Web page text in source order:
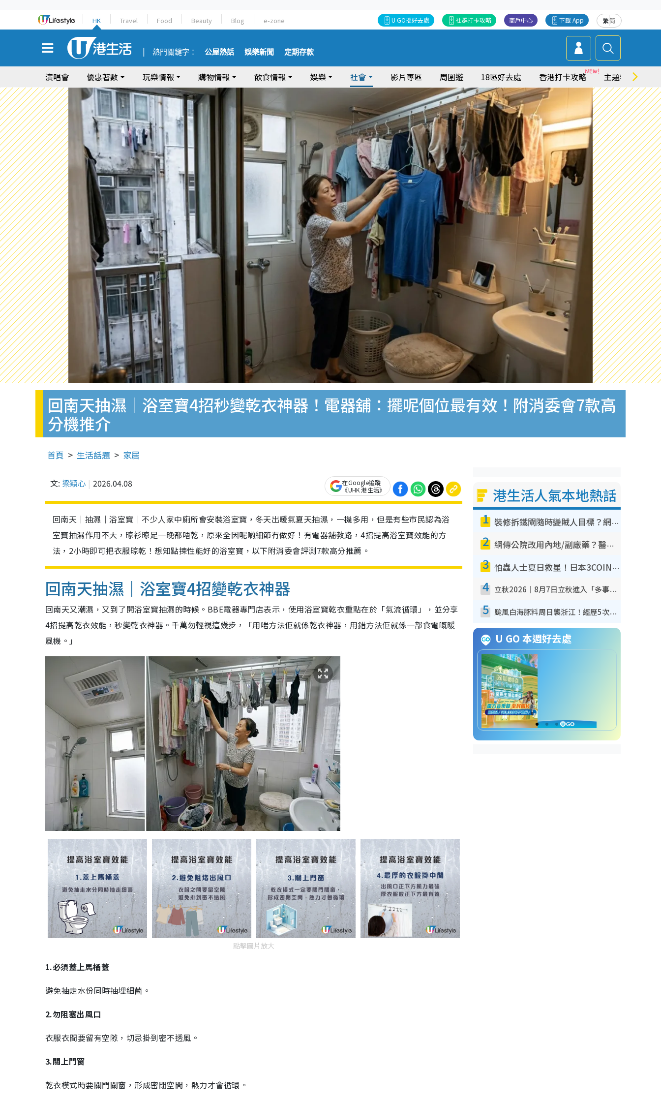
HK Travel Food Beauty Blog e-zone 繁简
下載 App
商戶中心
社群打卡攻略
U GO搵好去處
熱門關鍵字： 公屋熱話 娛樂新聞 定期存款
演唱會 優惠著數 玩樂情報 購物情報 飲食情報 娛樂 社會 影片專區 周圍遊 18區好去處 香港打卡攻略 主題特集
回南天抽濕｜浴室寶4招秒變乾衣神器！電器舖：擺呢個位最有效！附消委會7款高
分機推介
首頁 生活話題 家居
文: 梁穎心 2026.04.08
在Google追蹤
《UHK 港生活》
回南天｜抽濕｜浴室寶｜不少人家中廁所會安裝浴室寶，冬天出暖氣夏天抽濕，一機多用，但是有些市民認為浴
室寶抽濕作用不大，晾衫晾足一晚都唔乾，原來全因呢啲細節冇做好！有電器舖教路，4招提高浴室寶效能的方
法，2小時即可把衣服晾乾！想知點揀性能好的浴室寶，以下附消委會評測7款高分推薦。
回南天抽濕｜浴室寶4招變乾衣神器
回南天又潮濕，又到了開浴室寶抽濕的時候。BBE電器專門店表示，使用浴室寶乾衣重點在於「氣流循環」，並分享
4招提高乾衣效能，秒變乾衣神器。 千萬勿輕視這幾步，「用啱方法佢就係乾衣神器，用錯方法佢就係一部食電嘅暖
風機。」
點擊圖片放大
1.必須蓋上馬桶蓋
避免抽走水份同時抽埋細菌。
2.勿阻塞出風口
衣服衣間要留有空隙，切忌掛到密不透風。
3.關上門窗
乾衣模式時要關門關窗，形成密閉空間，熱力才會循環。
港生活人氣本地熱話
1 裝修拆鐵閘隨時變賊人目標？網民揭2大關鍵用途：裝新式等於白裝？附新舊鐵閘分別
2 網傳公院改用內地/副廠藥？醫生拆解正副廠分別 揭4類人換藥隨時出事
3 怕蟲人士夏日救星！日本3COINS爆紅驅蟲神器$45起 1招「全程免觸碰」輕鬆搞定小強
4 立秋2026｜8月7日立秋進入「多事之秋」 3件事唔做得！專家教6招開運 清枱頭／銀包納氣接好運
5 颱風白海豚料周日襲浙江！經歷5次「眼牆置換」極罕見 成登陸內地最長途颱風
U GO 本週好去處